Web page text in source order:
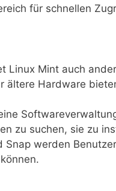
für schnellen
Linux Mint auch
ältere Hardware
zu suchen, sie zu
Snap werden